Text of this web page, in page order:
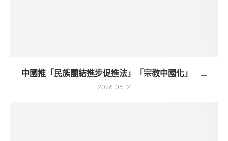
中國推「民族團結進步促進法」「宗教中國化」 ...
2026-03-12